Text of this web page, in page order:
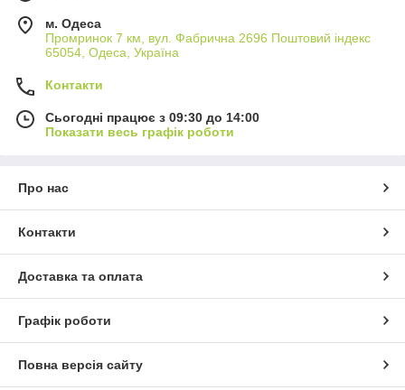
м. Одеса
Промринок 7 км, вул. Фабрична 2696 Поштовий індекс
65054, Одеса, Україна
Контакти
Сьогодні працює з 09:30 до 14:00
Показати весь графік роботи
Про нас
Контакти
Доставка та оплата
Графік роботи
Повна версія сайту